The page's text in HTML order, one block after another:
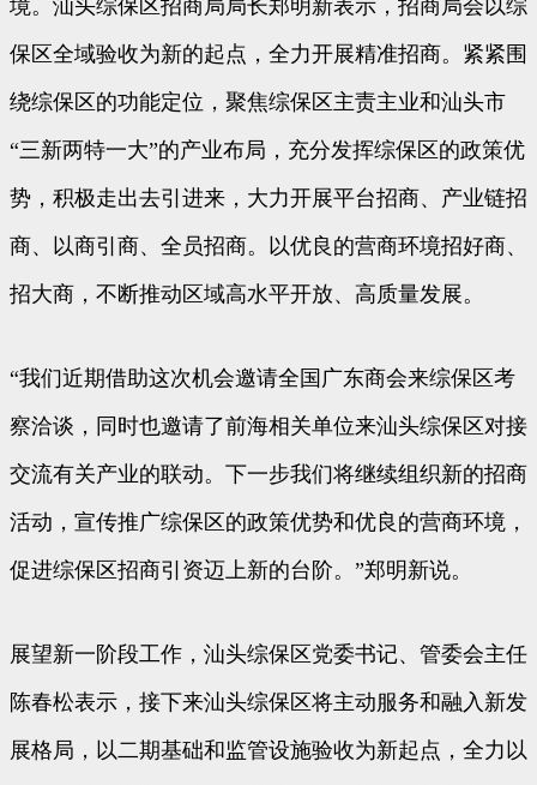
境。汕头综保区招商局局长郑明新表示，招商局会以综
保区全域验收为新的起点，全力开展精准招商。紧紧围
绕综保区的功能定位，聚焦综保区主责主业和汕头市
“三新两特一大”的产业布局，充分发挥综保区的政策优
势，积极走出去引进来，大力开展平台招商、产业链招
商、以商引商、全员招商。以优良的营商环境招好商、
招大商，不断推动区域高水平开放、高质量发展。
“我们近期借助这次机会邀请全国广东商会来综保区考
察洽谈，同时也邀请了前海相关单位来汕头综保区对接
交流有关产业的联动。下一步我们将继续组织新的招商
活动，宣传推广综保区的政策优势和优良的营商环境，
促进综保区招商引资迈上新的台阶。”郑明新说。
展望新一阶段工作，汕头综保区党委书记、管委会主任
陈春松表示，接下来汕头综保区将主动服务和融入新发
展格局，以二期基础和监管设施验收为新起点，全力以